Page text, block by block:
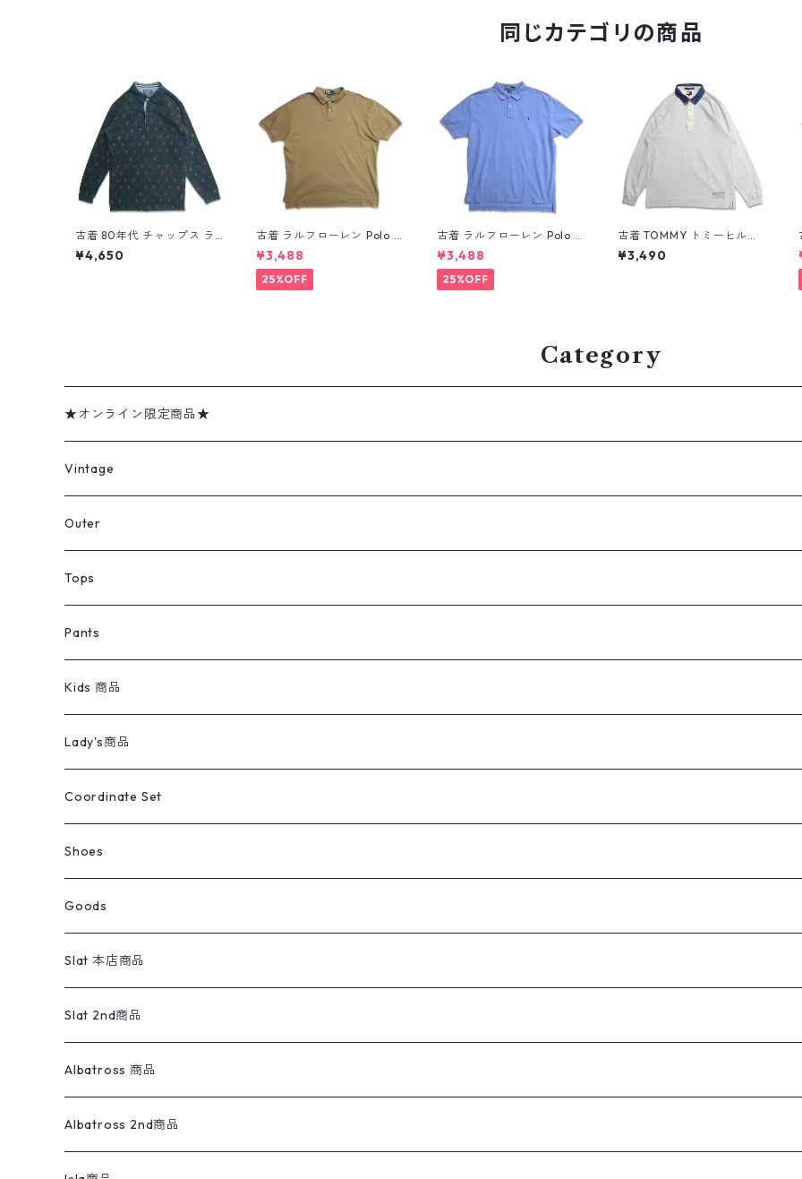
同じカテゴリの商品
古着 80年代 チャップス ラ
ルフローレン CHAPS RALP
H LAUREN 総柄 長袖 ポロシ
¥4,650
古着 ラルフローレン Polo R
alph Lauren 半袖 天竺 ポロ
シャツ ワンポイント ブラウ
ン系 表記：XL gd410385n
w60805
¥3,488
25%OFF
古着 ラルフローレン Polo R
alph Lauren 半袖 ポロシャ
ツ ワンポイント 鹿の子 ライ
トブルー 表記：XL gd410
384n w60805
¥3,488
25%OFF
古着 TOMMY トミーヒルフ
ィガー 長袖ポロシャツ ネイ
ビー 表記：XL gd409055
¥3,490
Category
★オンライン限定商品★
ミリタリーデッドストック
アウター
デニムジャケット
ミリタリージャケット
コート
ナイロンジャケット
トップス
半袖シャツ
長袖シャツ
セーター・カーディガン
パンツ
デニムパンツ
ミリタリーパンツ
スラックス
オーバーオール・つなぎ
レディース
アウター
トップス
キッズ
アウター
トップス
ライフスタイル雑貨
ラグ・ブランケット
ブランド
ラルフローレン
リーバイス
Vintage
Jacket
Tee
Sweat Shirts
REVERSE WEAVE
Pants
Shirts
Ladies
Sweater
Goods
Military
Outer
コート
デニムジャケット
ミリタリージャケット
スウィングトップ
アウトドアナイロンジャケット
スポーツナイロンジャケット
ワークジャケット
テーラードジャケット
ウールジャケット
ダウンジャケット
レザージャケット
Tops
Tシャツ
長袖シャツ
ブランドシャツ
ストライプシャツ
柄シャツ
ワークシャツ
半袖シャツ
ポロシャツ
スウェット・パーカ
プリントスウェット
ロゴスウェット
ベスト
セーター・カーディガン
アランセーター
ウールセーター
フリース
Pants
デニムパンツ
501,505
バギーズデニム
ミリタリーパンツ
チノパンツ
イージーパンツ
スラックス
ワークパンツ
コーデュロイパンツ
オーバーオール・つなぎ
ショーツ
Kids 商品
Vintage
Tops
Pants
Tops
Pants
Lady's商品
Tシャツ
ブラウス／シャツ／デザイントップス
長袖
半袖
ベスト／キャミソール
スウェット
ニット
ジャケット
スカート
Coordinate Set
Shoes
22cm以下
22.5cm
23cm
23.5cm
24cm
Goods
バンダナ
Slat 本店商品
Outer
Tee
Shirts
S/S Shirts
Slat 2nd商品
アウター
ハンティングジャケット
アウトドアジャケット
長袖シャツ
アウトドアシャツ
Albatross 商品
Vintage sweater
Albatross 2nd商品